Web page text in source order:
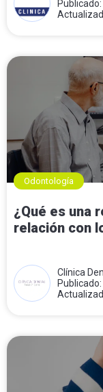
Odontología
¿Qué es una
relación con
Clínica
Mora